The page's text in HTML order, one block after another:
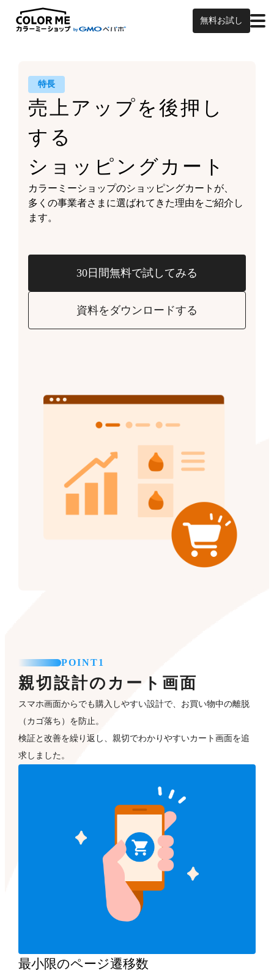
無料お試し
特長
売上アップを後押し
する
ショッピングカート
カラーミーショップのショッピングカートが、
多くの事業者さまに選ばれてきた理由をご紹介し
ます。
30日間無料で試してみる
資料をダウンロードする
POINT1
親切設計のカート画面
スマホ画面からでも購入しやすい設計で、お買い物中の離脱
（カゴ落ち）を防止。
検証と改善を繰り返し、親切でわかりやすいカート画面を追
求しました。
最小限のページ遷移数